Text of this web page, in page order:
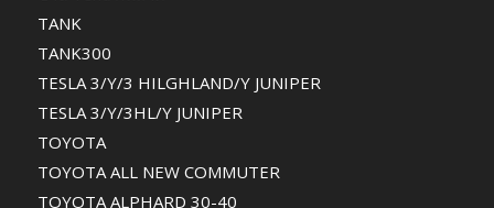
TANK
TANK300
TESLA 3/Y/3 HILGHLAND/Y JUNIPER
TESLA 3/Y/3HL/Y JUNIPER
TOYOTA
TOYOTA ALL NEW COMMUTER
TOYOTA ALPHARD 30-40